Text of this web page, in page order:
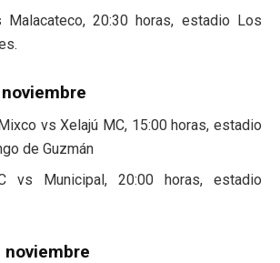
Malacateco, 20:30 horas, estadio Los
vs Xelajú MC, 15:00 horas, estadio
de Guzmán
vs Municipal, 20:00 horas, estadio
noviembre